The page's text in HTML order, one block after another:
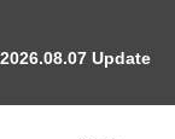
2026.08.07 Update